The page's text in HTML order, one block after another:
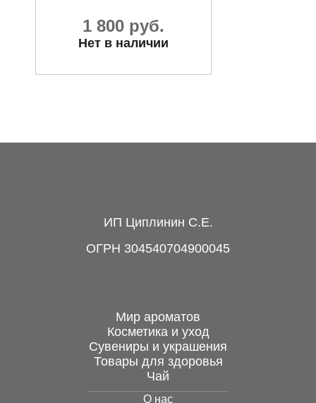
Бык с Уолл-стрит,
бронза, 20 см
1 800 руб.
Нет в наличии
ИП Циплинин С.Е.
ОГРН 304540704900045
Мир ароматов
Косметика и уход
Сувениры и украшения
Товары для здоровья
Чай
О нас